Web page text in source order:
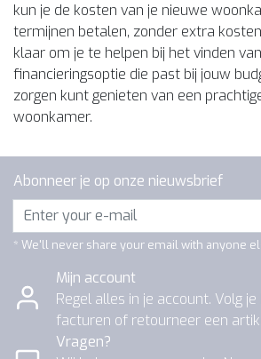
kun je de kosten van je nieuwe
termijnen betalen, zonder extra
klaar om je te helpen bij het vinden
financieringsoptie die past bij jouw
zorgen kunt genieten van een
woonkamer.
Abonneer je op onze nieuwsbrief
* We'll never share your email with anyone
Mijn account
Regel alles in je account. Volg
facturen of retourneer een
Vragen?